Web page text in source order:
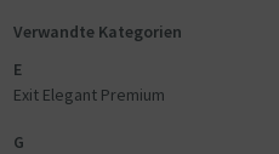
Verwandte Kategorien
E
Exit Elegant Premium
G